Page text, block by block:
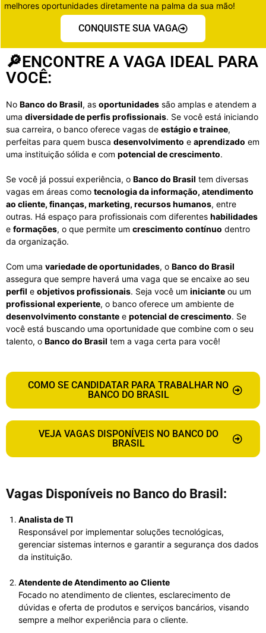
melhores oportunidades diretamente na palma da sua mão!
CONQUISTE SUA VAGA
🔎ENCONTRE A VAGA IDEAL PARA
VOCÊ:
No Banco do Brasil, as oportunidades são amplas e atendem a
uma diversidade de perfis profissionais. Se você está iniciando
sua carreira, o banco oferece vagas de estágio e trainee,
perfeitas para quem busca desenvolvimento e aprendizado em
uma instituição sólida e com potencial de crescimento.
Se você já possui experiência, o Banco do Brasil tem diversas
vagas em áreas como tecnologia da informação, atendimento
ao cliente, finanças, marketing, recursos humanos, entre
outras. Há espaço para profissionais com diferentes habilidades
e formações, o que permite um crescimento contínuo dentro
da organização.
Com uma variedade de oportunidades, o Banco do Brasil
assegura que sempre haverá uma vaga que se encaixe ao seu
perfil e objetivos profissionais. Seja você um iniciante ou um
profissional experiente, o banco oferece um ambiente de
desenvolvimento constante e potencial de crescimento. Se
você está buscando uma oportunidade que combine com o seu
talento, o Banco do Brasil tem a vaga certa para você!
COMO SE CANDIDATAR PARA TRABALHAR NO
BANCO DO BRASIL
VEJA VAGAS DISPONÍVEIS NO BANCO DO
BRASIL
Vagas Disponíveis no Banco do Brasil:
Analista de TI
Responsável por implementar soluções tecnológicas,
gerenciar sistemas internos e garantir a segurança dos dados
da instituição.
Atendente de Atendimento ao Cliente
Focado no atendimento de clientes, esclarecimento de
dúvidas e oferta de produtos e serviços bancários, visando
sempre a melhor experiência para o cliente.